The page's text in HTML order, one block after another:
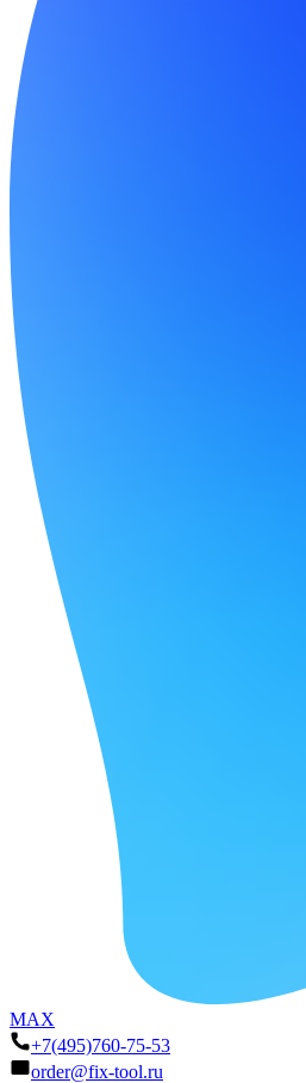
MAX
+7(495)760-75-53
order@fix-tool.ru